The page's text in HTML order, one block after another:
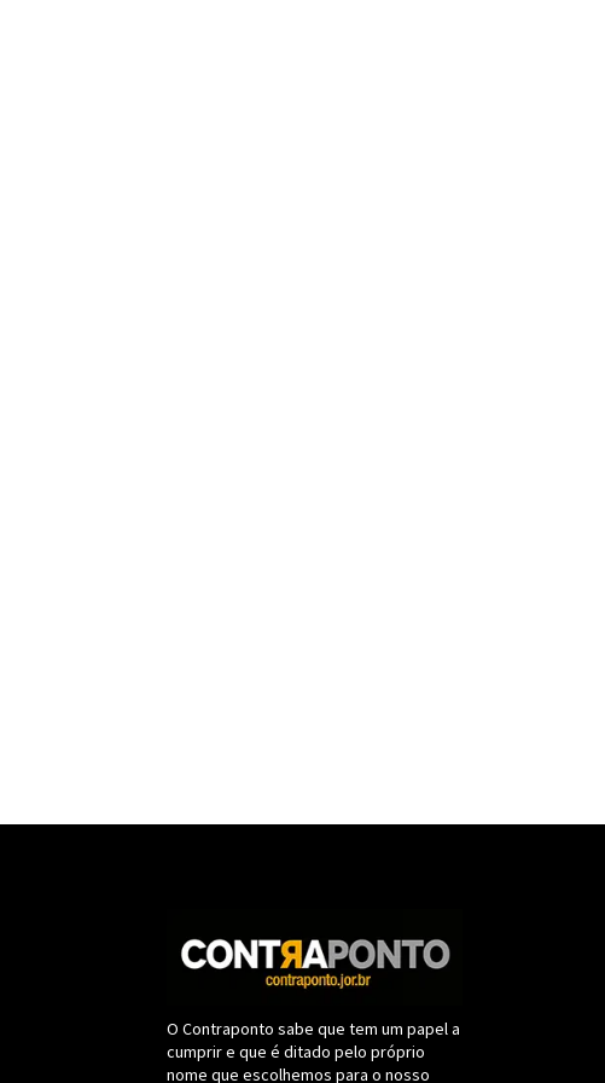
O Contraponto sabe que tem um papel a
cumprir e que é ditado pelo próprio
nome que escolhemos para o nosso